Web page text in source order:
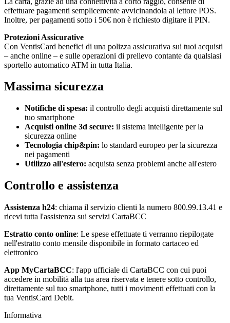
effettuare pagamenti semplicemente avvicinandola al lettore POS.
Inoltre, per pagamenti sotto i 50€ non è richiesto digitare il PIN.
Protezioni Assicurative
Con VentisCard benefici di una polizza assicurativa sui tuoi acquisti
– anche online – e sulle operazioni di prelievo contante da qualsiasi
sportello automatico ATM in tutta Italia.
Massima sicurezza
Notifiche di spesa: il controllo degli acquisti direttamente sul
tuo smartphone
Acquisti online 3d secure: il sistema intelligente per la
sicurezza online
Tecnologia chip&pin: lo standard europeo per la sicurezza
nei pagamenti
Utilizzo all'estero: acquista senza problemi anche all'estero
Controllo e assistenza
Assistenza h24: chiama il servizio clienti la numero 800.99.13.41 e
ricevi tutta l'assistenza sui servizi CartaBCC
Estratto conto online: Le spese effettuate ti verranno riepilogate
nell'estratto conto mensile disponibile in formato cartaceo ed
elettronico
App MyCartaBCC: l'app ufficiale di CartaBCC con cui puoi
accedere in mobilità alla tua area riservata e tenere sotto controllo,
direttamente sul tuo smartphone, tutti i movimenti effettuati con la
tua VentisCard Debit.
Informativa